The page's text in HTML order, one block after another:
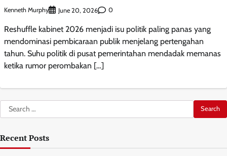
Kenneth Murphy June 20, 2026 0
Reshuffle kabinet 2026 menjadi isu politik paling panas yang
mendominasi pembicaraan publik menjelang pertengahan
tahun. Suhu politik di pusat pemerintahan mendadak memanas
ketika rumor perombakan […]
Search
for:
Recent Posts